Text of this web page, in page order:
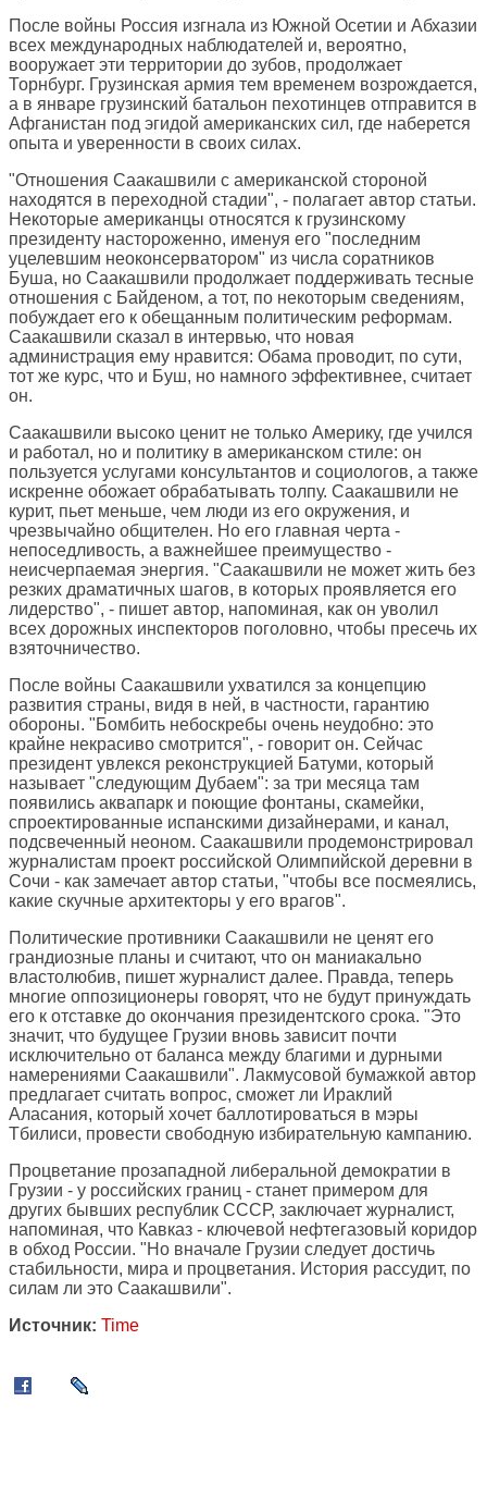
После войны Россия изгнала из Южной Осетии и Абхазии
всех международных наблюдателей и, вероятно,
вооружает эти территории до зубов, продолжает
Торнбург. Грузинская армия тем временем возрождается,
а в январе грузинский батальон пехотинцев отправится в
Афганистан под эгидой американских сил, где наберется
опыта и уверенности в своих силах.
"Отношения Саакашвили с американской стороной
находятся в переходной стадии", - полагает автор статьи.
Некоторые американцы относятся к грузинскому
президенту настороженно, именуя его "последним
уцелевшим неоконсерватором" из числа соратников
Буша, но Саакашвили продолжает поддерживать тесные
отношения с Байденом, а тот, по некоторым сведениям,
побуждает его к обещанным политическим реформам.
Саакашвили сказал в интервью, что новая
администрация ему нравится: Обама проводит, по сути,
тот же курс, что и Буш, но намного эффективнее, считает
он.
Саакашвили высоко ценит не только Америку, где учился
и работал, но и политику в американском стиле: он
пользуется услугами консультантов и социологов, а также
искренне обожает обрабатывать толпу. Саакашвили не
курит, пьет меньше, чем люди из его окружения, и
чрезвычайно общителен. Но его главная черта -
непоседливость, а важнейшее преимущество -
неисчерпаемая энергия. "Саакашвили не может жить без
резких драматичных шагов, в которых проявляется его
лидерство", - пишет автор, напоминая, как он уволил
всех дорожных инспекторов поголовно, чтобы пресечь их
взяточничество.
После войны Саакашвили ухватился за концепцию
развития страны, видя в ней, в частности, гарантию
обороны. "Бомбить небоскребы очень неудобно: это
крайне некрасиво смотрится", - говорит он. Сейчас
президент увлекся реконструкцией Батуми, который
называет "следующим Дубаем": за три месяца там
появились аквапарк и поющие фонтаны, скамейки,
спроектированные испанскими дизайнерами, и канал,
подсвеченный неоном. Саакашвили продемонстрировал
журналистам проект российской Олимпийской деревни в
Сочи - как замечает автор статьи, "чтобы все посмеялись,
какие скучные архитекторы у его врагов".
Политические противники Саакашвили не ценят его
грандиозные планы и считают, что он маниакально
властолюбив, пишет журналист далее. Правда, теперь
многие оппозиционеры говорят, что не будут принуждать
его к отставке до окончания президентского срока. "Это
значит, что будущее Грузии вновь зависит почти
исключительно от баланса между благими и дурными
намерениями Саакашвили". Лакмусовой бумажкой автор
предлагает считать вопрос, сможет ли Ираклий
Аласания, который хочет баллотироваться в мэры
Тбилиси, провести свободную избирательную кампанию.
Процветание прозападной либеральной демократии в
Грузии - у российских границ - станет примером для
других бывших республик СССР, заключает журналист,
напоминая, что Кавказ - ключевой нефтегазовый коридор
в обход России. "Но вначале Грузии следует достичь
стабильности, мира и процветания. История рассудит, по
силам ли это Саакашвили".
Источник: Time